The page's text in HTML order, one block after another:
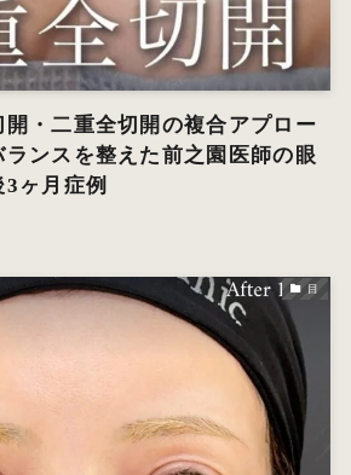
・二重全切開の複合アプロー
ンスを整えた前之園医師の眼
ヶ月症例
目